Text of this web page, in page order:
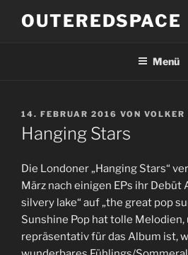
InhaltOUTEREDSPACE
Menü
VERÖFFENTLICHT
AM
14. FEBRUAR 2016 VON VOLKER
Hanging Stars
Die Londoner „Hanging Stars“
März nach einigen EPs ihr Debüt
silvery lake“ auf „the great pop
Sunshine Pop hat tolle Melodien,
repräsentativ für das Album ist,